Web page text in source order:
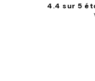
4.4 sur 5